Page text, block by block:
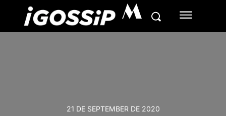
M
21 DE SEPTEMBER DE 2020